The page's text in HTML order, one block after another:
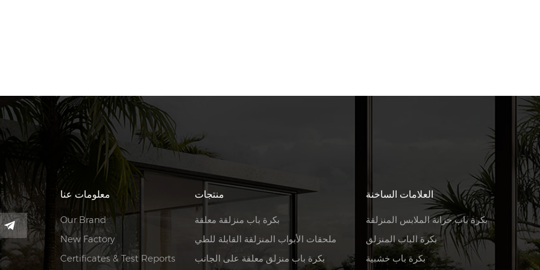
معلومات عنا
Our Brand
New Factory
Certificates & Test Reports
منتجات
بكرة باب منزلقة معلقة
ملحقات الأبواب المنزلقة القابلة للطي
بكرة باب منزلق معلقة على الجانب
العلامات الساخنة
بكرة باب خزانة الملابس المنزلقة
بكرة الباب المنزلق
بكرة باب خشبية